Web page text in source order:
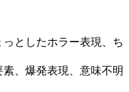
としたホラー表現、ち
、爆発表現、意味不明